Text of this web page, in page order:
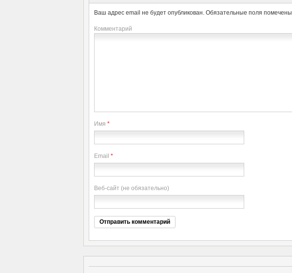
Ваш адрес email не будет опубликован. Обязательные поля помечены
Комментарий
Имя *
Email *
Веб-сайт (не обязательно)